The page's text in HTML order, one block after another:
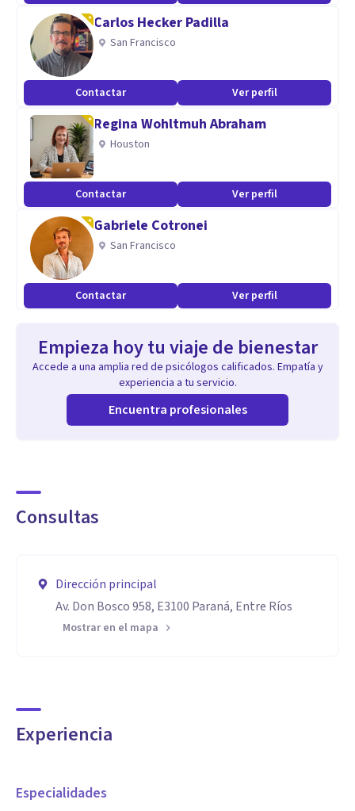
Carlos Hecker Padilla
San Francisco
Contactar Ver perfil
Regina Wohltmuh Abraham
Houston
Contactar Ver perfil
Gabriele Cotronei
San Francisco
Contactar Ver perfil
Empieza hoy tu viaje de bienestar
Accede a una amplia red de psicólogos calificados. Empatía y
experiencia a tu servicio.
Encuentra profesionales
Consultas
Dirección principal
Av. Don Bosco 958, E3100 Paraná, Entre Ríos
Mostrar en el mapa
Experiencia
Especialidades